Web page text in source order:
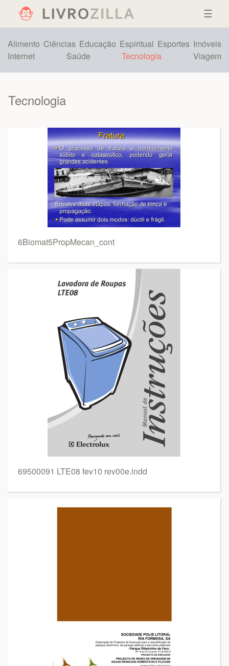
☰
Alimento Ciências Educação Espiritual Esportes Imóveis
Internet
Saúde Tecnologia Viagem
Tecnologia
6Biomat5PropMecan_cont
69500091 LTE08 fev10 rev00e.indd